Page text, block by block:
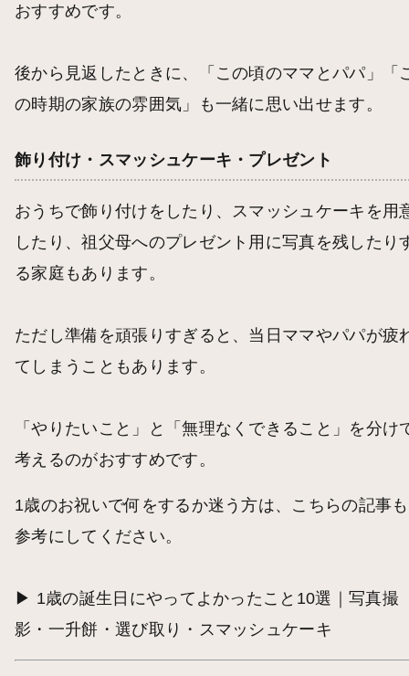
おすすめです。
後から見返したときに、「この頃のママとパパ」「
の時期の家族の雰囲気」も一緒に思い出せます。
飾り付け・スマッシュケーキ・プレゼント
おうちで飾り付けをしたり、スマッシュケーキを用
したり、祖父母へのプレゼント用に写真を残したり
る家庭もあります。
ただし準備を頑張りすぎると、当日ママやパパが疲
てしまうこともあります。
「やりたいこと」と「無理なくできること」を分け
考えるのがおすすめです。
1歳のお祝いで何をするか迷う方は、こちらの記事も
参考にしてください。
▶︎ 1歳の誕生日にやってよかったこと10選｜写真撮
影・一升餅・選び取り・スマッシュケーキ